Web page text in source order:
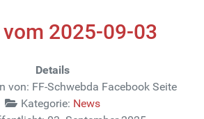
vom 2025-09-03
Details
von: FF-Schwebda Facebook Seite
Kategorie: News